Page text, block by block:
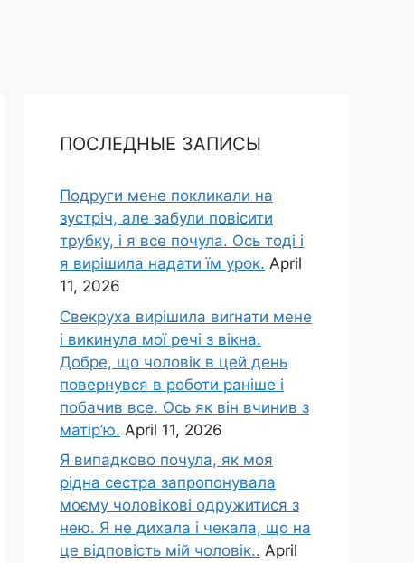
ПОСЛЕДНЫЕ ЗАПИСЫ
Подруги мене покликали на
зустріч, але забули повісити
трубку, і я все почула. Ось тоді і
я вирішила надати їм урок. April
11, 2026
Свекруха вирішила виrнати мене
і викинула мої речі з вікна.
Добре, що чоловік в цей день
повернувся в роботи раніше і
побачив все. Ось як він вчинив з
матір’ю. April 11, 2026
Я випадково почула, як моя
рідна сестра запропонувала
моєму чоловікові одружитися з
нею. Я не дихала і чекала, що на
це відповість мій чоловік.. April